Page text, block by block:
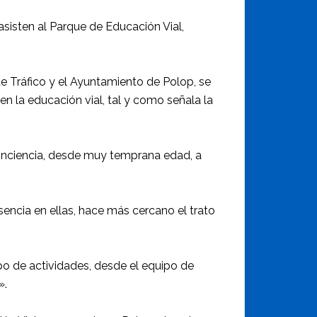
al Parque de Educación Vial,
Tráfico y el Ayuntamiento de Polop, se
la educación vial, tal y como señala la
desde muy temprana edad, a
en ellas, hace más cercano el trato
de actividades, desde el equipo de